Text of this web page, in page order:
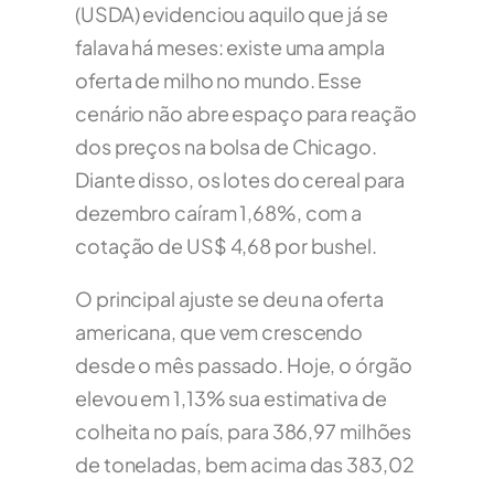
(USDA) evidenciou aquilo que já se
falava há meses: existe uma ampla
oferta de milho no mundo. Esse
cenário não abre espaço para reação
dos preços na bolsa de Chicago.
Diante disso, os lotes do cereal para
dezembro caíram 1,68%, com a
cotação de US$ 4,68 por bushel.
O principal ajuste se deu na oferta
americana, que vem crescendo
desde o mês passado. Hoje, o órgão
elevou em 1,13% sua estimativa de
colheita no país, para 386,97 milhões
de toneladas, bem acima das 383,02